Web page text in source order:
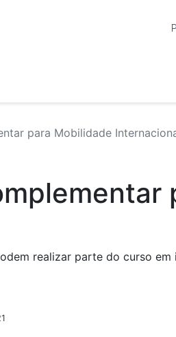
para Mobilidade
realizar parte do curso